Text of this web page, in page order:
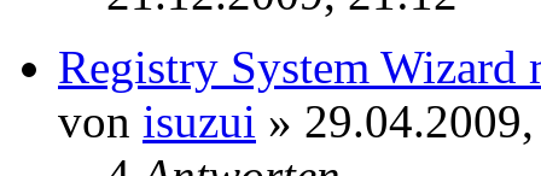
Registry System Wizard
von isuzui »